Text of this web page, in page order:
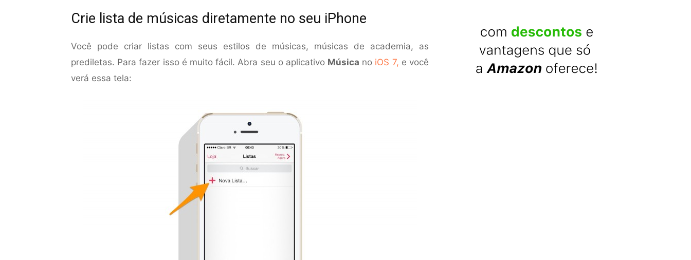
Crie lista de músicas diretamente no seu iPhone
Você pode criar listas com seus estilos de músicas, músicas de academia, as
prediletas. Para fazer isso é muito fácil. Abra seu o aplicativo Música no iOS 7, e você
verá essa tela: